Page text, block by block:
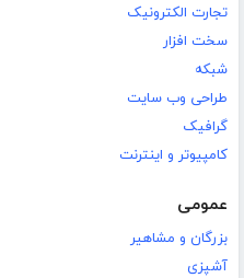
تجارت الکترونیک
سخت افزار
شبکه
طراحی وب سایت
گرافیک
کامپیوتر و اینترنت
عمومی
بزرگان و مشاهیر
آشپزی